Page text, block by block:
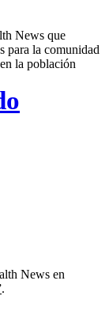
News que
para la comunidad
la población
News en
.